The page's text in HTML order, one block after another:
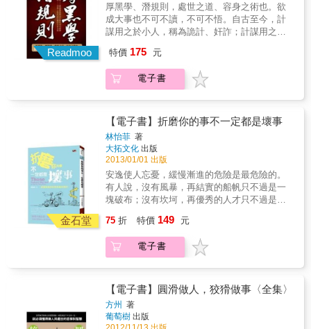
Readmoo
厚黑學、潛規則，處世之道、容身之術也。欲
成大事也不可不讀，不可不悟。自古至今，計
謀用之於小人，稱為詭計、奸詐；計謀用之於
學、潛規則是什麼意思，那只是皮毛之見，只
有真正讀懂了厚黑學、潛規則中蘊含的智慧，
繼而在實踐中靈活運用，也掌握了自己的人
境，不妨參考本書中的智慧計謀，或許，僅是
一個故事或一句話，就能喚醒你體內的計謀
DNA，助你轉危為安、轉敗為勝。
特價 175 元
電子書
金石堂
【電子書】折磨你的事不一定都是壞事
林怡菲 著
大拓文化 出版
2013/01/01 出版
安逸使人忘憂，緩慢漸進的危險是最危險的。
有人說，沒有風暴，再結實的船帆只不過是一
塊破布；沒有坎坷，再優秀的人才只不過是紙
實考驗，而在遇到順境的時候，應該視之為夢
幻。順境本應該是一個人成功的助力，沉迷於
順境的人最終將會被順境這個隱匿的敵人所擊
任何時候都保持一顆警惕的心，才能夠不給敵
人任何可乘之機。「少年得志大不幸」並不是
一定的，但是卻從某個方面反映順境有時候會
給人帶來致命的一擊。因為習慣了成功，習慣
75 折 特價 149 元
電子書
【電子書】圓滑做人，狡猾做事〈全集〉
方州 著
葡萄樹 出版